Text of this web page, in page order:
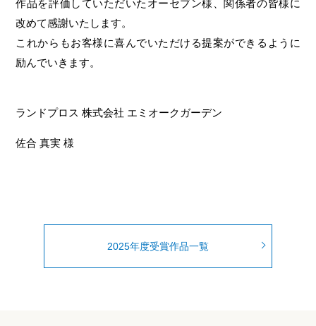
作品を評価していただいたオーセブン様、関係者の皆様に
改めて感謝いたします。
これからもお客様に喜んでいただける提案ができるように
励んでいきます。
ランドプロス 株式会社 エミオークガーデン
佐合 真実 様
2025年度受賞作品一覧